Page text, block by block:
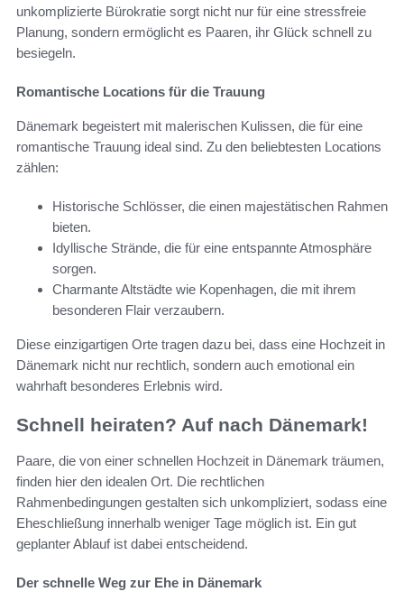
unkomplizierte Bürokratie sorgt nicht nur für eine stressfreie
Planung, sondern ermöglicht es Paaren, ihr Glück schnell zu
besiegeln.
Romantische Locations für die Trauung
Dänemark begeistert mit malerischen Kulissen, die für eine
romantische Trauung ideal sind. Zu den beliebtesten Locations
zählen:
Historische Schlösser, die einen majestätischen Rahmen
bieten.
Idyllische Strände, die für eine entspannte Atmosphäre
sorgen.
Charmante Altstädte wie Kopenhagen, die mit ihrem
besonderen Flair verzaubern.
Diese einzigartigen Orte tragen dazu bei, dass eine Hochzeit in
Dänemark nicht nur rechtlich, sondern auch emotional ein
wahrhaft besonderes Erlebnis wird.
Schnell heiraten? Auf nach Dänemark!
Paare, die von einer schnellen Hochzeit in Dänemark träumen,
finden hier den idealen Ort. Die rechtlichen
Rahmenbedingungen gestalten sich unkompliziert, sodass eine
Eheschließung innerhalb weniger Tage möglich ist. Ein gut
geplanter Ablauf ist dabei entscheidend.
Der schnelle Weg zur Ehe in Dänemark